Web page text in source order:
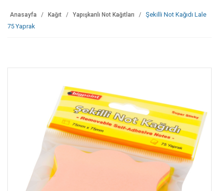
Anasayfa Kağıt Yapışkanlı Not Kağıtları
Şekilli Not Kağıdı Lale
75 Yaprak